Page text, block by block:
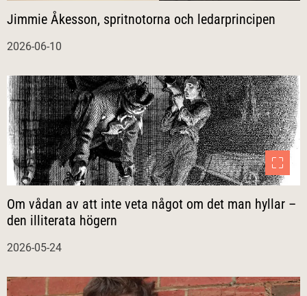
Jimmie Åkesson, spritnotorna och ledarprincipen
2026-06-10
Om vådan av att inte veta något om det man hyllar –
den illiterata högern
2026-05-24